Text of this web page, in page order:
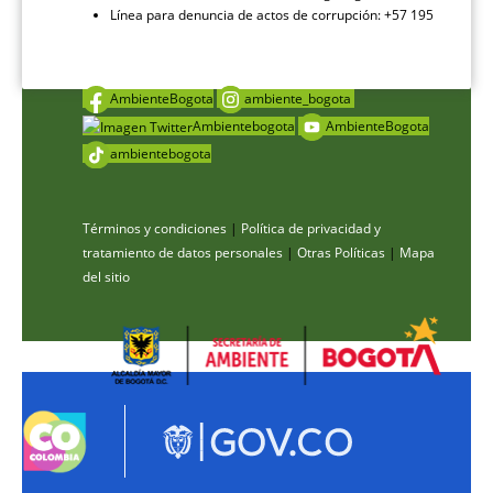
Línea para denuncia de actos de corrupción: +57 195
AmbienteBogota
ambiente_bogota
Ambientebogota
AmbienteBogota
ambientebogota
Términos y condiciones | Política de privacidad y
tratamiento de datos personales | Otras Políticas | Mapa
del sitio